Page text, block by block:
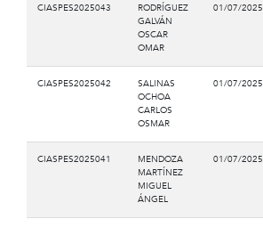
CIASPES2025043
RODRÍGUEZ
GALVÁN
OSCAR
OMAR
01/07/2025
CIASPES2025042
SALINAS
OCHOA
CARLOS
OSMAR
01/07/2025
CIASPES2025041
MENDOZA
MARTÍNEZ
MIGUEL
ÁNGEL
01/07/2025